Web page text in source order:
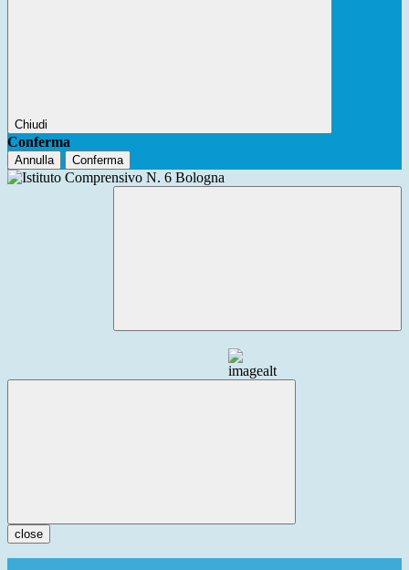
Chiudi
Conferma
Annulla Conferma
close